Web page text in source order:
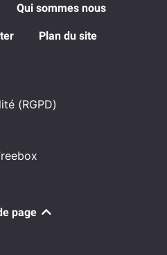
Qui sommes nous
Plan du site
(RGPD)
page